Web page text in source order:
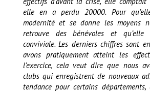
elle en a perdu 20000. Pour
modernité et se donne les moyens
retrouve des bénévoles et
conviviale. Les derniers chiffres sont
avons pratiquement atteint les
l’exercice, cela veut dire que nous
clubs qui enregistrent de nouveaux
tendance pour certains